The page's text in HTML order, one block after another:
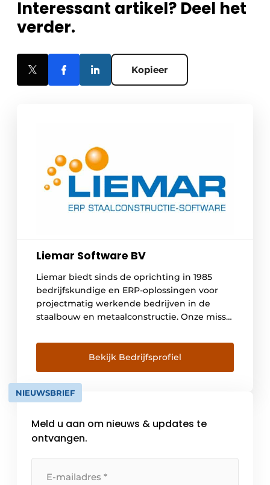
Interessant artikel? Deel het
verder.
Kopieer
Liemar Software BV
Liemar biedt sinds de oprichting in 1985
bedrijfskundige en ERP-oplossingen voor
projectmatig werkende bedrijven in de
staalbouw en metaalconstructie. Onze missie
te optimaliseren en samen meer inzicht te
creëren. Dat leidt tot meer rust en
rendement, zowel bij de ondernemer als bij
werknemers. Met het ‘Nieuwe Rendement
[…]
Bekijk Bedrijfsprofiel
NIEUWSBRIEF
Meld u aan om nieuws & updates te
ontvangen.